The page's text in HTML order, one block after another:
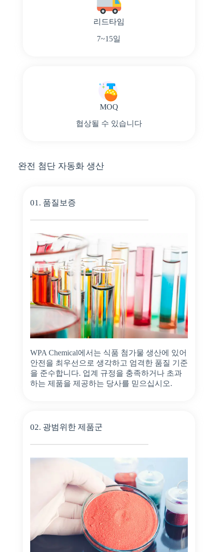
리드타임
7~15일
MOQ
협상될 수 있습니다
완전 첨단 자동화 생산
01. 품질보증
WPA Chemical에서는 식품 첨가물 생산에 있어
안전을 최우선으로 생각하고 엄격한 품질 기준
을 준수합니다. 업계 규정을 충족하거나 초과
하는 제품을 제공하는 당사를 믿으십시오.
02. 광범위한 제품군